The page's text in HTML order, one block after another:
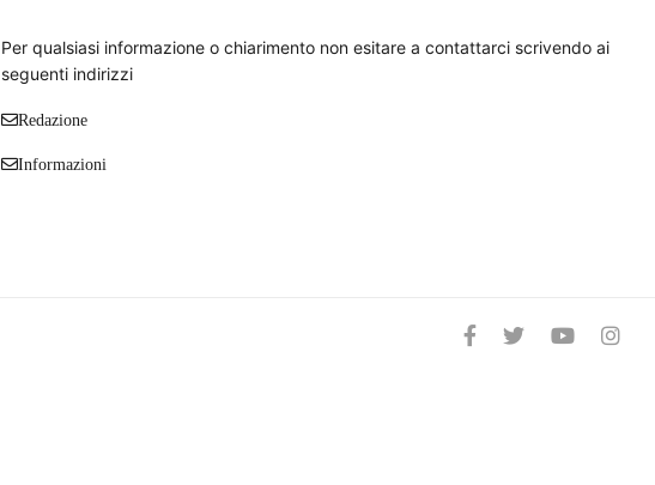
Per qualsiasi informazione o chiarimento non esitare a contattarci scrivendo ai
seguenti indirizzi
Redazione
Informazioni